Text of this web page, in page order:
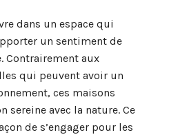
dans un espace qui
un sentiment de
Contrairement aux
qui peuvent avoir un
ces maisons
sereine avec la nature. Ce
de s’engager pour les